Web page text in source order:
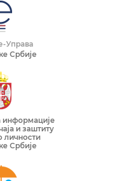
Управа
Србије
информације
и заштиту
личности
Србије